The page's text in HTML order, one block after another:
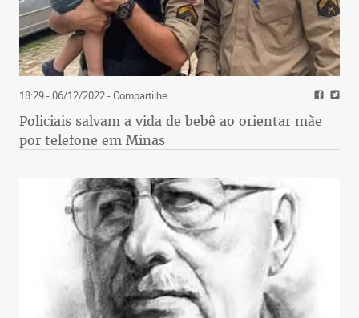
18:29 - 06/12/2022- Compartilhe
Policiais salvam a vida de bebê ao orientar mãe
por telefone em Minas